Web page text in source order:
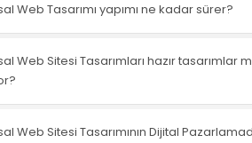
Web Tasarımı yapımı ne kadar sürer?
Web Sitesi Tasarımları hazır tasarımlar
Web Sitesi Tasarımının Dijital